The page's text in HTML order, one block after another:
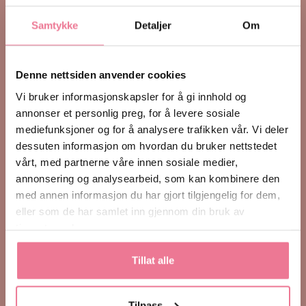
Samtykke Detaljer Om
Denne nettsiden anvender cookies
Vi bruker informasjonskapsler for å gi innhold og
annonser et personlig preg, for å levere sosiale
mediefunksjoner og for å analysere trafikken vår. Vi deler
dessuten informasjon om hvordan du bruker nettstedet
vårt, med partnerne våre innen sosiale medier,
annonsering og analysearbeid, som kan kombinere den
med annen informasjon du har gjort tilgjengelig for dem,
eller som de har samlet inn gjennom din bruk av
Tillat alle
Dahlia Design
1364 Fornebu,
Kontakt
E-post:hei@dahliadesign.no
Telefon : +47 92065306
Kontaktperson: Kreativ leder – Charlotte
COPYRIGHT ©Dahlia Design
Arbeidsplassen